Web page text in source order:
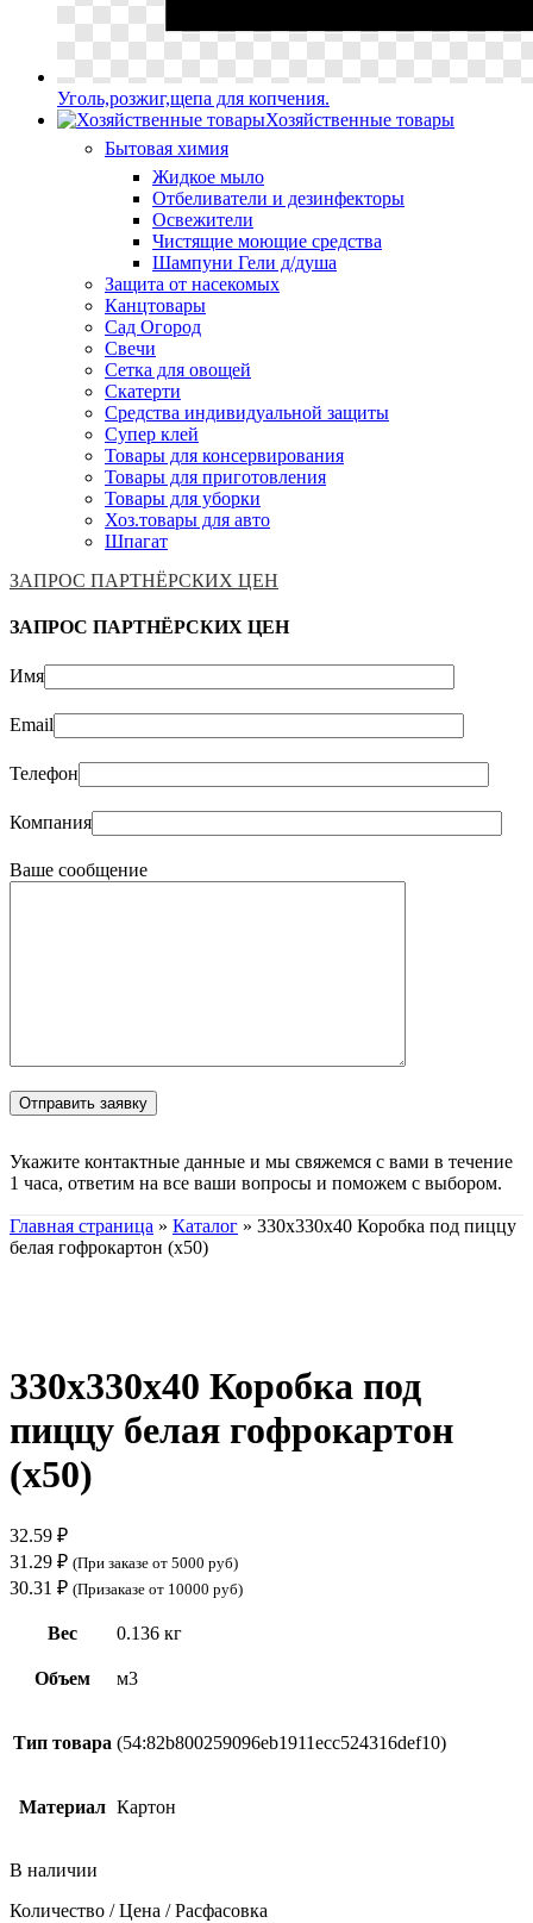
Уголь,розжиг,щепа для копчения.
Хозяйственные товары
Бытовая химия
Жидкое мыло
Отбеливатели и дезинфекторы
Освежители
Чистящие моющие средства
Шампуни Гели д/душа
Защита от насекомых
Канцтовары
Сад Огород
Свечи
Сетка для овощей
Скатерти
Средства индивидуальной защиты
Супер клей
Товары для консервирования
Товары для приготовления
Товары для уборки
Хоз.товары для авто
Шпагат
ЗАПРОС ПАРТНЁРСКИХ ЦЕН
ЗАПРОС ПАРТНЁРСКИХ ЦЕН
Имя
Email
Телефон
Компания
Ваше сообщение
Укажите контактные данные и мы свяжемся с вами в течение
1 часа, ответим на все ваши вопросы и поможем с выбором.
Главная страница » Каталог » 330х330х40 Коробка под пиццу
белая гофрокартон (х50)
330х330х40 Коробка под
пиццу белая гофрокартон
(х50)
32.59 ₽
31.29 ₽ (При заказе от 5000 руб)
30.31 ₽ (Призаказе от 10000 руб)
Вес 0.136 кг
Объем м3
Тип товара (54:82b800259096eb1911ecc524316def10)
Материал Картон
В наличии
Количество / Цена / Расфасовка